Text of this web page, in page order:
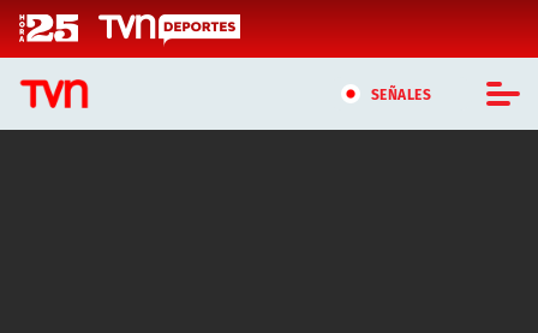
Click acá para ir directamente al contenido
SEÑALES